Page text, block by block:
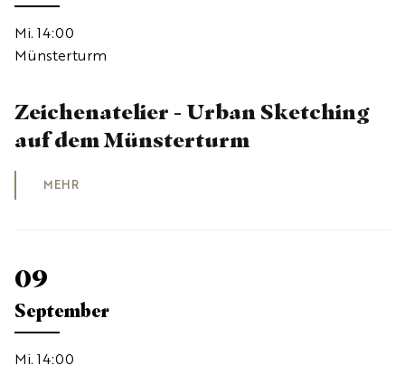
Mi. 14:00
Münsterturm
Zeichenatelier - Urban Sketching
auf dem Münsterturm
MEHR
09
September
Mi. 14:00